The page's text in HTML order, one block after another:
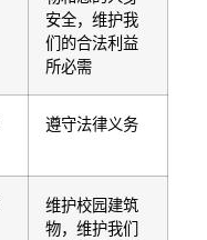
安全，维护我
们的合法利益
所必需
遵守法律义务
维护校园建筑
物，维护我们